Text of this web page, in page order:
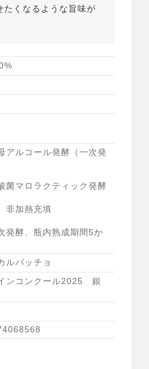
たくなるような旨味が
アルコール発酵（一次発
菌マロラクティック発酵
非加熱充填
発酵、瓶内熟成期間5か
ルパッチョ
ンコンクール2025 銀